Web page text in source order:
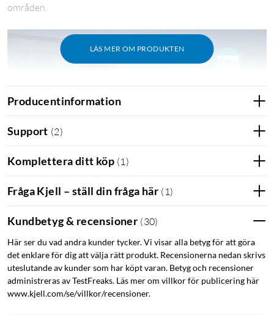
LÄS MER OM PRODUKTEN
områden.
Producentinformation
Support (2)
Komplettera ditt köp (1 )
Fråga Kjell – ställ din fråga här ( 1 )
Kundbetyg & recensioner (30)
Här ser du vad andra kunder tycker. Vi visar alla betyg för att göra
det enklare för dig att välja rätt produkt. Recensionerna nedan skrivs
uteslutande av kunder som har köpt varan. Betyg och recensioner
administreras av TestFreaks. Läs mer om villkor för publicering här
www.kjell.com/se/villkor/recensioner.